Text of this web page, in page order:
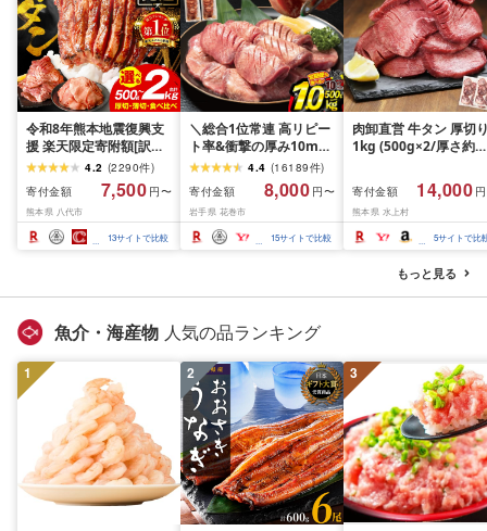
令和8年熊本地震復興支
援 楽天限定寄附額[訳あ
り]牛タン 500g〜2kg 肉
牛肉 訳あり 牛タン 冷凍
小分け 厚切り 薄切り 食
べ比べ 500g 1kg 1.5kg
2kg 牛 人気 ビーフ 牛た
ん ふるさと納税 ランキ
4.2 (2290件)
寄付金額
7,500 円〜
熊本県 八代市
13サイトで比較
＼総合1位常連 高リピー
ト率&衝撃の厚み10mm
厚切り牛タン 塩味/ ≪ス
ピード発送!!10営業日以
内発送≫ 選べる内容量
500g / 1kg 定期便 毎月
届く 牛肉 肉 BBQ ふるさ
と 人気 ランキング 岩手
4.4 (16189件)
寄付金額
8,000 円〜
岩手県 花巻市
15サイトで比較
肉卸直営 牛タン 厚切
1kg (500g×2/厚さ約
牛肉 焼肉 冷凍 スライ
業務用 バーベキュー
BBQ おつまみ ギフト
祝い お中元 夏ギフト
寄付金額 14,000
熊本県 水上村
5サイトで比
もっと見る
魚介・海産物 人気の品ランキング
1 2 3